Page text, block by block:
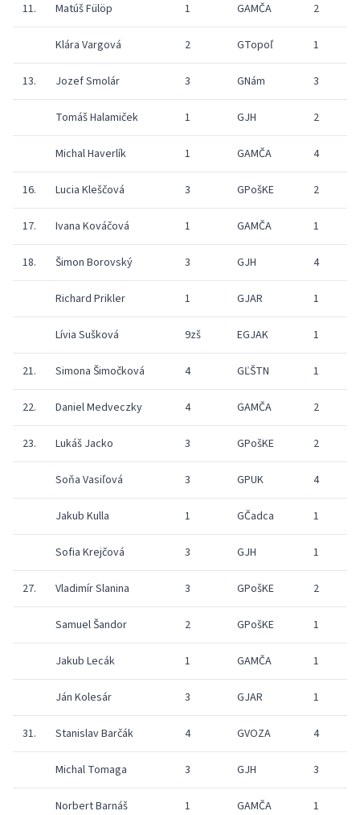
11. Matúš Fülöp 1 GAMČA 2
Klára Vargová 2 GTopoľ 1
13. Jozef Smolár 3 GNám 3
Tomáš Halamiček 1 GJH 2
Michal Haverlík 1 GAMČA 4
16. Lucia Kleščová 3 GPošKE 2
17. Ivana Kováčová 1 GAMČA 1
18. Šimon Borovský 3 GJH 4
Richard Prikler 1 GJAR 1
Lívia Sušková 9zš EGJAK 1
21. Simona Šimočková 4 GĽŠTN 1
22. Daniel Medveczky 4 GAMČA 2
23. Lukáš Jacko 3 GPošKE 2
Soňa Vasiľová 3 GPUK 4
Jakub Kulla 1 GČadca 1
Sofia Krejčová 3 GJH 1
27. Vladimír Slanina 3 GPošKE 2
Samuel Šandor 2 GPošKE 1
Jakub Lecák 1 GAMČA 1
Ján Kolesár 3 GJAR 1
31. Stanislav Barčák 4 GVOZA 4
Michal Tomaga 3 GJH 3
Norbert Barnáš 1 GAMČA 1